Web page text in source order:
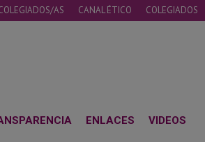
AS CANAL ÉTICO COLEGIADOS
ENLACES VIDEOS